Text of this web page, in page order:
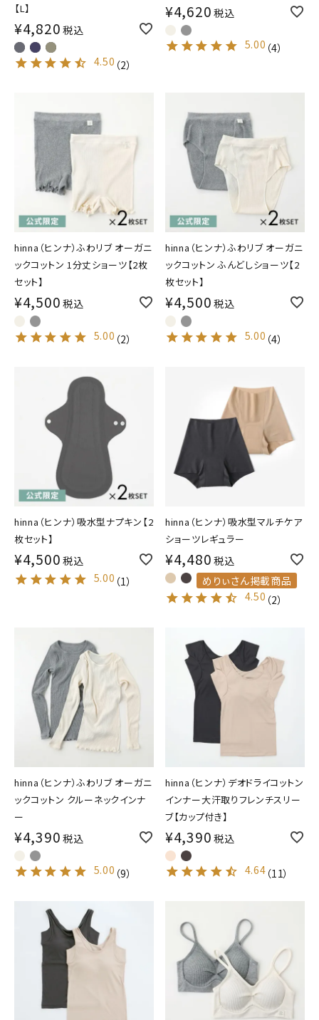
【L】
¥4,820 税込
4.50 （2）
¥4,620 税込
5.00 （4）
hinna（ヒンナ）ふわリブ オーガニ
ックコットン 1分丈ショーツ【2枚
セット】
¥4,500 税込
5.00 （2）
hinna（ヒンナ）ふわリブ オーガニ
ックコットン ふんどしショーツ【2
枚セット】
¥4,500 税込
5.00 （4）
hinna（ヒンナ）吸水型ナプキン【2
枚セット】
¥4,500 税込
5.00 （1）
hinna（ヒンナ）吸水型マルチケア
ショーツレギュラー
¥4,480 税込
めりぃさん掲載商品
4.50 （2）
hinna（ヒンナ）ふわリブ オーガニ
ックコットン クルーネックインナ
ー
¥4,390 税込
5.00 （9）
hinna（ヒンナ）デオドライコットン
インナー大汗取りフレンチスリー
ブ【カップ付き】
¥4,390 税込
4.64 （11）